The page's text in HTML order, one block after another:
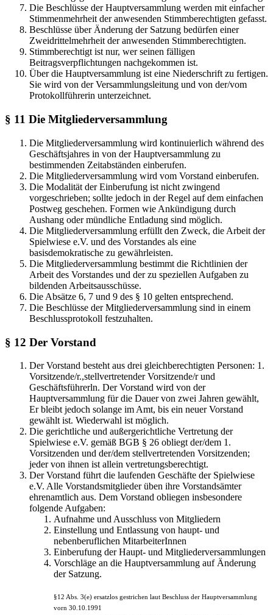
Die Beschlüsse der Hauptversammlung werden mit einfacher
Stimmenmehrheit der anwesenden Stimmberechtigten gefasst.
Beschlüsse über Änderung der Satzung bedürfen einer
Zweidrittelmehrheit der anwesenden Stimmberechtigten.
Stimmberechtigt ist nur, wer seinen fälligen
Beitragsverpflichtungen nachgekommen ist.
Über die Hauptversammlung ist eine Niederschrift zu fertigen.
Sie wird von der Versammlungsleitung und von der/vom
Protokollführerin unterzeichnet.
§ 11 Die Mitgliederversammlung
Die Mitgliederversammlung wird kontinuierlich während des
Geschäftsjahres in von der Hauptversammlung zu
bestimmenden Zeitabständen einberufen.
Die Mitgliederversammlung wird vom Vorstand einberufen.
Die Modalität der Einberufung ist nicht zwingend
vorgeschrieben; sollte jedoch in der Regel auf dem einfachen
Postweg geschehen. Formen wie Ankündigung durch
Aushang oder mündliche Entladung sind möglich.
Die Mitgliederversammlung erfüllt den Zweck, die Arbeit der
Spielwiese e.V. und des Vorstandes als eine
basisdemokratische zu gewährleisten.
Die Mitgliederversammlung bestimmt die Richtlinien der
Arbeit des Vorstandes und der zu speziellen Aufgaben zu
bildenden Arbeitsausschüsse.
Die Absätze 6, 7 und 9 des § 10 gelten entsprechend.
Die Beschlüsse der Mitgliederversammlung sind in einem
Beschlussprotokoll festzuhalten.
§ 12 Der Vorstand
Der Vorstand besteht aus drei gleichberechtigten Personen: 1.
Vorsitzende/r.,stellvertretender Vorsitzende/r und
Geschäftsführerln. Der Vorstand wird von der
Hauptversammlung für die Dauer von zwei Jahren gewählt,
Er bleibt jedoch solange im Amt, bis ein neuer Vorstand
gewählt ist. Wiederwahl ist möglich.
Die gerichtliche und außergerichtliche Vertretung der
Spielwiese e.V. gemäß BGB § 26 obliegt der/dem 1.
Vorsitzenden und der/dem stellvertretenden Vorsitzenden;
jeder von ihnen ist allein vertretungsberechtigt.
Der Vorstand führt die laufenden Geschäfte der Spielwiese
e.V. Alle Vorstandsmitglieder üben ihre Vorstandsämter
ehrenamtlich aus. Dem Vorstand obliegen insbesondere
folgende Aufgaben:
Aufnahme und Ausschluss von Mitgliedern
Einstellung und Entlassung von haupt- und
nebenberuflichen MitarbeiterInnen
Einberufung der Haupt- und Mitgliederversammlungen
Vorschläge an die Hauptversammlung auf Änderung
der Satzung.
§12 Abs. 3(e) ersatzlos gestrichen laut Beschluss der Hauptversammlung
vorn 30.10.1991